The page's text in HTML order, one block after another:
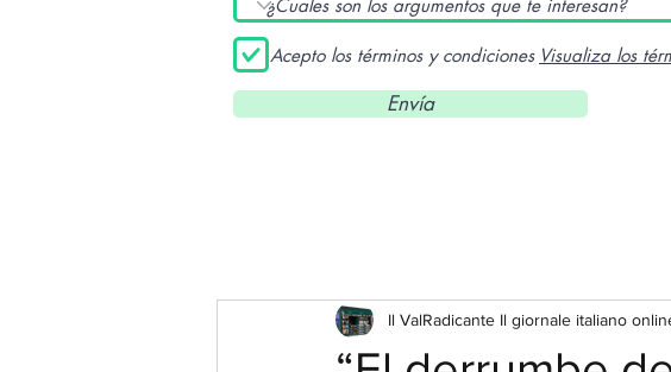
Acepto los términos y condiciones Visualiza los
Envía
Il ValRadicante Il giornale italiano